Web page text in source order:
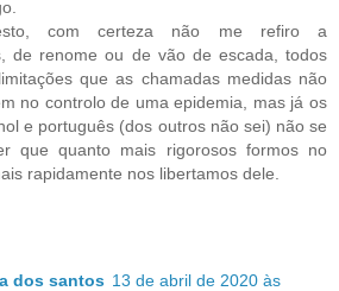
com certeza não me refiro a
de renome ou de vão de escada, todos
que as chamadas medidas não
no controlo de uma epidemia, mas já os
e português (dos outros não sei) não se
que quanto mais rigorosos formos no
rapidamente nos libertamos dele.
dos santos 13 de abril de 2020 às